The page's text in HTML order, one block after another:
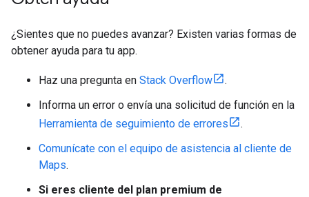
¿Sientes que no puedes avanzar? Existen varias formas de
obtener ayuda para tu app.
Haz una pregunta en Stack Overflow
.
Informa un error o envía una solicitud de función en la
Herramienta de seguimiento de errores
.
Comunícate con el equipo de asistencia al cliente de
Maps.
Si eres cliente del plan premium de